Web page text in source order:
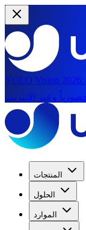
YOLO Vision 2026:
المنتجات
الحلول
الموارد